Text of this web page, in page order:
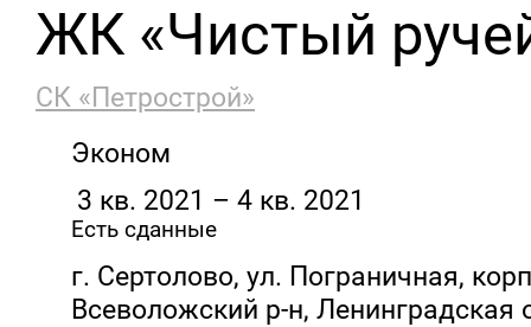
ЖК «Чистый
СК «Петрострой»
Эконом
3 кв. 2021 – 4 кв. 2021
Есть сданные
г. Сертолово, ул. Пограничная,
Всеволожский р-н, Ленинградская